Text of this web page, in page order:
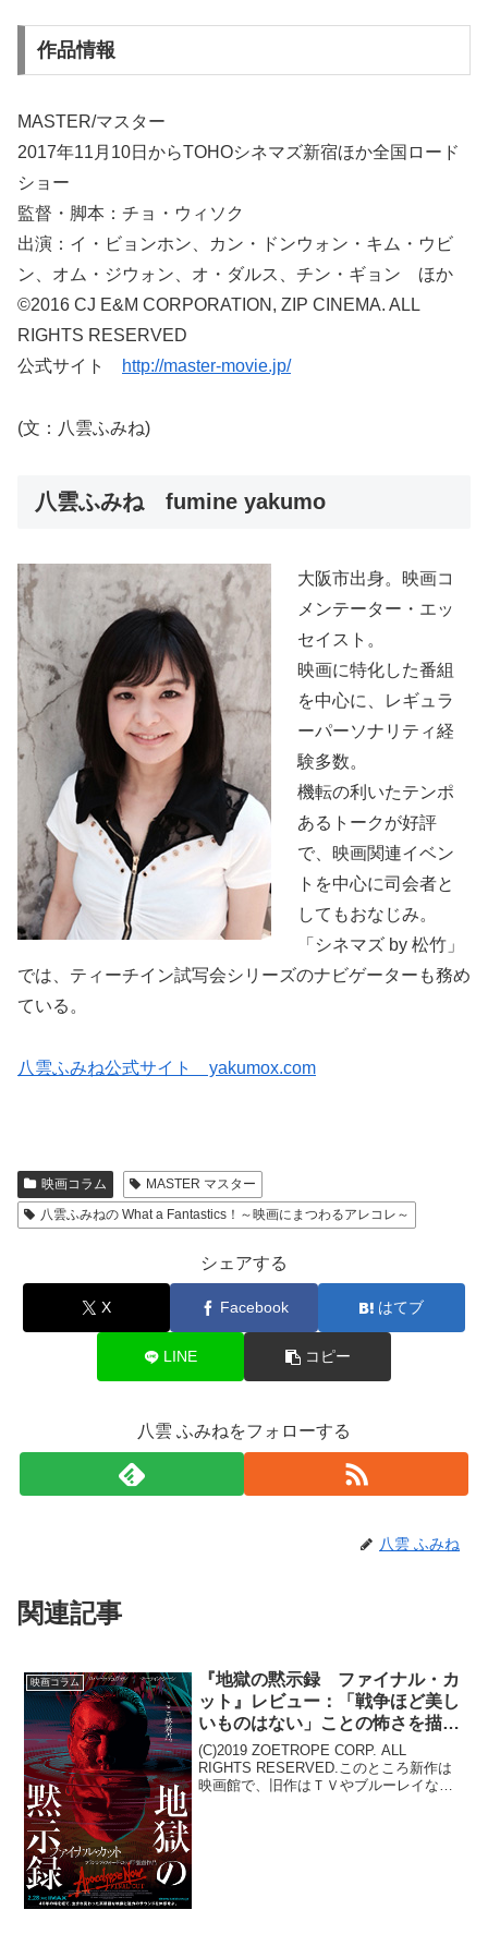
作品情報
MASTER/マスター
2017年11月10日からTOHOシネマズ新宿ほか全国ロード
ショー
監督・脚本：チョ・ウィソク
出演：イ・ビョンホン、カン・ドンウォン・キム・ウビ
ン、オム・ジウォン、オ・ダルス、チン・ギョン ほか
©2016 CJ E&M CORPORATION, ZIP CINEMA. ALL
RIGHTS RESERVED
公式サイト
http://master-movie.jp/
(文：八雲ふみね)
八雲ふみね fumine yakumo
大阪市出身。映画コ
メンテーター・エッ
セイスト。
映画に特化した番組
を中心に、レギュラ
ーパーソナリティ経
験多数。
機転の利いたテンポ
あるトークが好評
で、映画関連イベン
トを中心に司会者と
してもおなじみ。
「シネマズ by 松竹」
では、ティーチイン試写会シリーズのナビゲーターも務め
ている。
八雲ふみね公式サイト yakumox.com
映画コラム
MASTER マスター
八雲ふみねの What a Fantastics！～映画にまつわるアレコレ～
シェアする
X Facebook はてブ
LINE コピー
八雲 ふみねをフォローする
八雲 ふみね
関連記事
映画コラム
『地獄の黙示録 ファイナル・カ
ット』レビュー：「戦争ほど美し
いものはない」ことの怖さを描い
た名作の最終版！
(C)2019 ZOETROPE CORP. ALL
RIGHTS RESERVED.このところ新作は
映画館で、旧作はＴＶやブルーレイなど